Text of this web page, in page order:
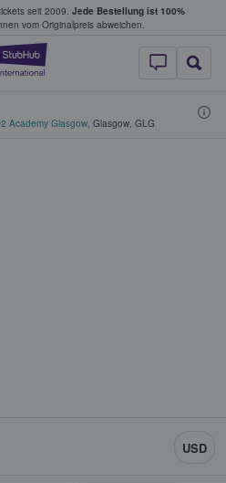
seit 2009. Jede Bestellung ist 100%
vom Originalpreis abweichen.
StubHub - Wo
verkaufen
Academy Glasgow, Glasgow, GLG
USD